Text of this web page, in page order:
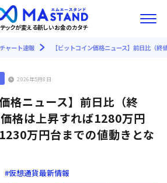
ックが変える新しいお金のカタチ
ャート速報 【ビットコイン価格ニュース】前日比（
2026年5月8日
格ニュース】前日比（終
格は上昇すれば1280万円
万円台までの値動きとな
#仮想通貨最新情報